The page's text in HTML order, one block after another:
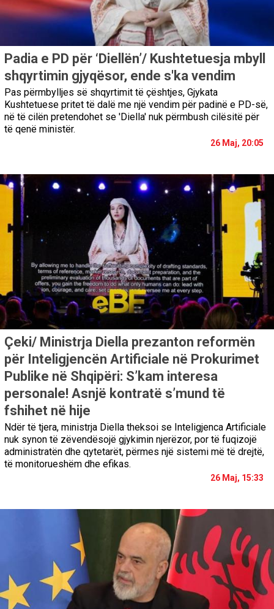
Padia e PD për ‘Diellën’/ Kushtetuesja mbyll
shqyrtimin gjyqësor, ende s'ka vendim
Pas përmbylljes së shqyrtimit të çështjes, Gjykata
Kushtetuese pritet të dalë me një vendim për padinë e PD-së,
në të cilën pretendohet se 'Diella' nuk përmbush cilësitë për
të qenë ministër.
26 Maj, 20:05
Çeki/ Ministrja Diella prezanton reformën
për Inteligjencën Artificiale në Prokurimet
Publike në Shqipëri: S’kam interesa
personale! Asnjë kontratë s’mund të
fshihet në hije
Ndër të tjera, ministrja Diella theksoi se Inteligjenca Artificiale
nuk synon të zëvendësojë gjykimin njerëzor, por të fuqizojë
administratën dhe qytetarët, përmes një sistemi më të drejtë,
të monitorueshëm dhe efikas.
26 Maj, 15:33